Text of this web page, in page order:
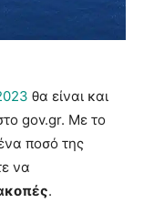
θα είναι και
gov.gr. Με το
ποσό της
να
.